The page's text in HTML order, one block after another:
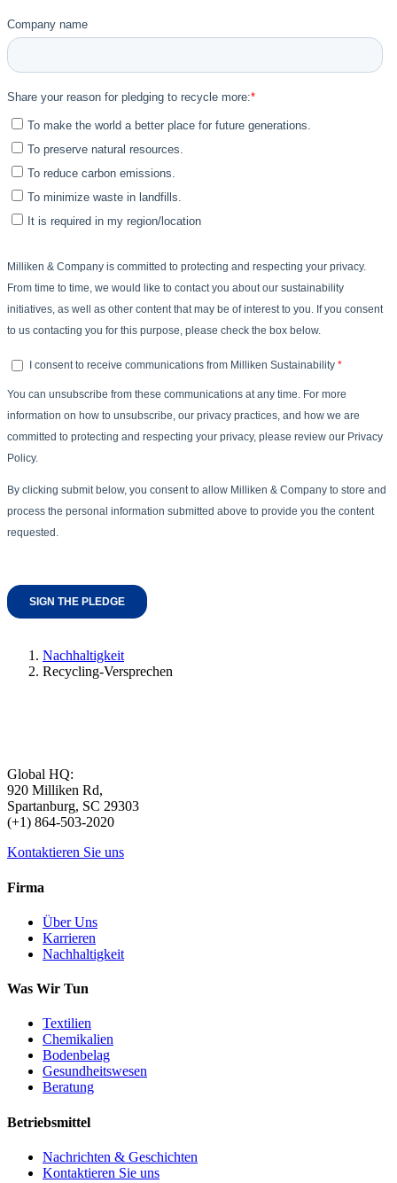
Nachhaltigkeit
Recycling-Versprechen
Global HQ:
920 Milliken Rd,
Spartanburg, SC 29303
(+1) 864-503-2020
Kontaktieren Sie uns
Firma
Über Uns
Karrieren
Nachhaltigkeit
Was Wir Tun
Textilien
Chemikalien
Bodenbelag
Gesundheitswesen
Beratung
Betriebsmittel
Nachrichten & Geschichten
Kontaktieren Sie uns